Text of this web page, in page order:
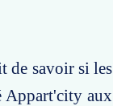
de savoir si les
Appart'city aux